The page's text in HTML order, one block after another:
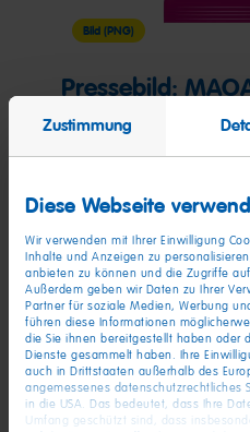
Zustimmung
Diese Webseite
Wir verwenden mit Ihrer Einwilligung
Inhalte und Anzeigen zu
anbieten zu können und die Zugriffe
Außerdem geben wir Daten zu Ihrer
Partner für soziale Medien, Werbung
führen diese Informationen
die Sie ihnen bereitgestellt haben oder
Dienste gesammelt haben. Ihre
auch in Drittstaaten außerhalb des
angemessenes datenschutzrechtliches
in die USA. Das bedeutet, dass Ihre
Umfang geschützt sind, dass
Pressebild:
2022
Bild (PNG)